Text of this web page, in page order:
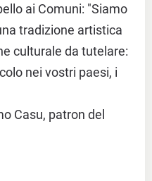
ai Comuni: "Siamo
tradizione artistica
culturale da tutelare:
nei vostri paesi, i
Casu, patron del